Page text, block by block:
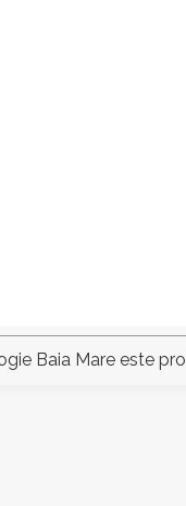
Baia Mare este